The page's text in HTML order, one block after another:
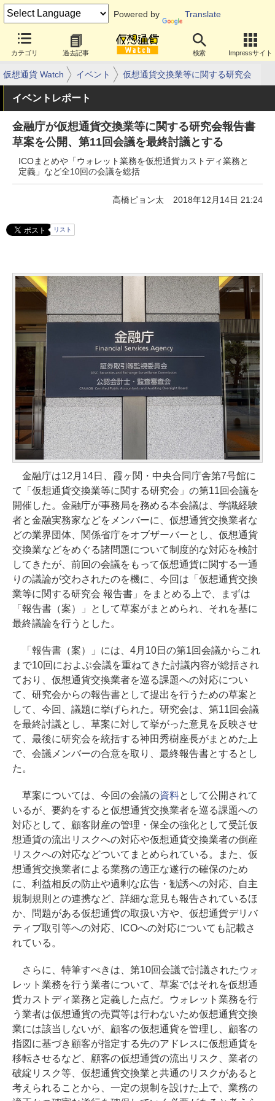
Powered by Translate
カテゴリ 過去記事 検索 Impressサイト
仮想通貨 Watch イベント 仮想通貨交換業等に関する研究会
イベントレポート
金融庁が仮想通貨交換業等に関する研究会報告書
草案を公開、第11回会議を最終討議とする
ICOまとめや「ウォレット業務を仮想通貨カストディ業務と
定義」など全10回の会議を総括
高橋ピョン太 2018年12月14日 21:24
リスト
金融庁は12月14日、霞ヶ関・中央合同庁舎第7号館に
て「仮想通貨交換業等に関する研究会」の第11回会議を
開催した。金融庁が事務局を務める本会議は、学識経験
者と金融実務家などをメンバーに、仮想通貨交換業者な
どの業界団体、関係省庁をオブザーバーとし、仮想通貨
交換業などをめぐる諸問題について制度的な対応を検討
してきたが、前回の会議をもって仮想通貨に関する一通
りの議論が交わされたのを機に、今回は「仮想通貨交換
業等に関する研究会 報告書」をまとめる上で、まずは
「報告書（案）」として草案がまとめられ、それを基に
最終議論を行うとした。
「報告書（案）」には、4月10日の第1回会議からこれ
まで10回におよぶ会議を重ねてきた討議内容が総括され
ており、仮想通貨交換業者を巡る課題への対応につい
て、研究会からの報告書として提出を行うための草案と
して、今回、議題に挙げられた。研究会は、第11回会議
を最終討議とし、草案に対して挙がった意見を反映させ
て、最後に研究会を統括する神田秀樹座長がまとめた上
で、会議メンバーの合意を取り、最終報告書とするとし
た。
草案については、今回の会議の資料として公開されて
いるが、要約をすると仮想通貨交換業者を巡る課題への
対応として、顧客財産の管理・保全の強化として受託仮
想通貨の流出リスクへの対応や仮想通貨交換業者の倒産
リスクへの対応などついてまとめられている。また、仮
想通貨交換業者による業務の適正な遂行の確保のため
に、利益相反の防止や過剰な広告・勧誘への対応、自主
規制規則との連携など、詳細な意見も報告されているほ
か、問題がある仮想通貨の取扱い方や、仮想通貨デリバ
ティブ取引等への対応、ICOへの対応についても記載さ
れている。
さらに、特筆すべきは、第10回会議で討議されたウォ
レット業務を行う業者について、草案ではそれを仮想通
貨カストディ業務と定義した点だ。ウォレット業務を行
う業者は仮想通貨の売買等は行わないため仮想通貨交換
業には該当しないが、顧客の仮想通貨を管理し、顧客の
指図に基づき顧客が指定する先のアドレスに仮想通貨を
移転させるなど、顧客の仮想通貨の流出リスク、業者の
破綻リスク等、仮想通貨交換業と共通のリスクがあると
考えられることから、一定の規制を設けた上で、業務の